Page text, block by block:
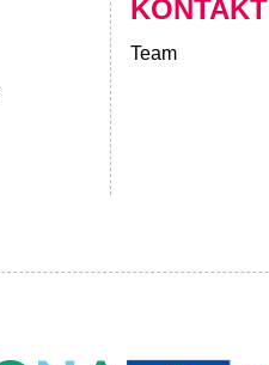
KONTAKT
Team